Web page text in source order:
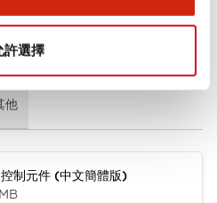
許選擇
他
制元件 (中文簡體版)